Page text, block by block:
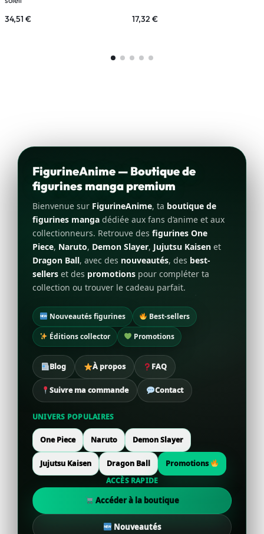
34,51 € 17,32 €
FigurineAnime — Boutique de
figurines manga premium
Bienvenue sur FigurineAnime, ta boutique de
figurines manga dédiée aux fans d’anime et aux
collectionneurs. Retrouve des figurines One
Piece, Naruto, Demon Slayer, Jujutsu Kaisen et
Dragon Ball, avec des nouveautés, des best-
sellers et des promotions pour compléter ta
collection ou trouver le cadeau parfait.
Nouveautés figurines
Best-sellers
Éditions collector
Promotions
Blog À propos FAQ
Suivre ma commande Contact
UNIVERS POPULAIRES
One Piece Naruto Demon Slayer
Jujutsu Kaisen Dragon Ball
Promotions
ACCÈS RAPIDE
Accéder à la boutique
Nouveautés